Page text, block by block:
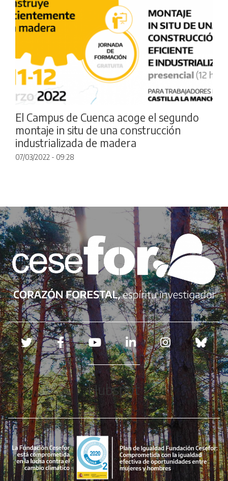
El Campus de Cuenca acoge el segundo
montaje in situ de una construcción
industrializada de madera
07/03/2022 - 09:28
Redes sociales
Hubspot